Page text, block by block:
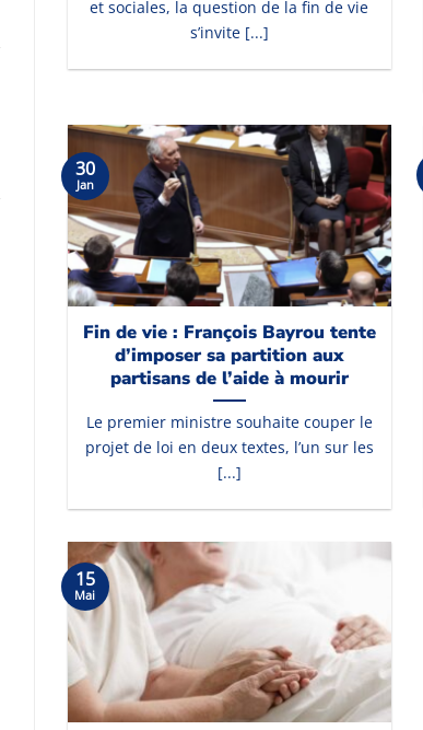
et sociales, la question de la fin de vie
s’invite [...]
Fin de vie : François Bayrou tente
d’imposer sa partition aux
partisans de l’aide à mourir
Le premier ministre souhaite couper le
projet de loi en deux textes, l’un sur les
[...]
30
Jan
15
Mai